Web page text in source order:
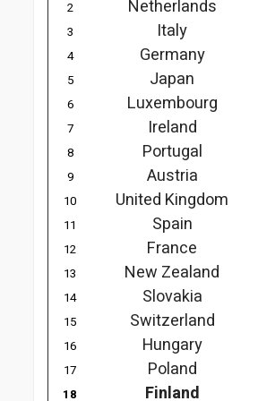
2 Netherlands
3
Italy
4
Germany
5
Japan
6
Luxembourg
7
Ireland
8
Portugal
9
Austria
10
United Kingdom
11
Spain
12
France
13
New Zealand
14
Slovakia
15
Switzerland
16
Hungary
17
Poland
18
Finland